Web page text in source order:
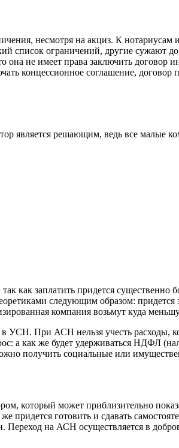
несмотря на акциз. К нотариусам
ограничений, другие сужают
не имеет права заключить договор
концессионное соглашение,
является решающим, ведь все малые
как заплатить придется
следующим образом: придется
компания возьмут куда
При АСН нельзя учесть расходы,
а как же будет удерживаться НДФЛ
получить социальные или
который может приблизительно
придется готовить и сдавать
на АСН осуществляется в